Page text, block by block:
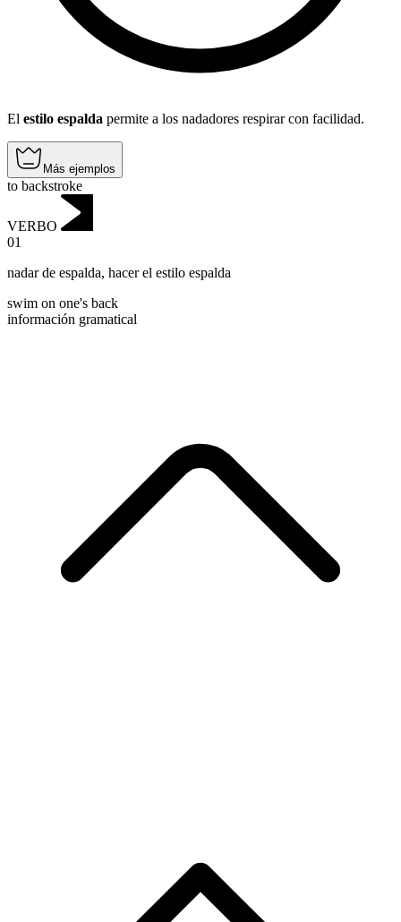
El estilo espalda permite a los nadadores respirar con facilidad.
Más ejemplos
to backstroke
VERBO
01
nadar de espalda, hacer el estilo espalda
swim on one's back
información gramatical